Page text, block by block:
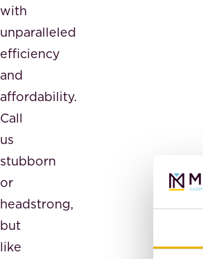
with
unparalleled
efficiency
and
affordability.
Call
us
stubborn
or
headstrong,
but
like